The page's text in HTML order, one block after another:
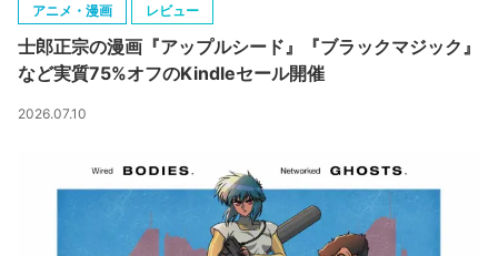
アニメ・漫画 レビュー
士郎正宗の漫画『アップルシード』『ブラックマジック』
など実質75%オフのKindleセール開催
2026.07.10